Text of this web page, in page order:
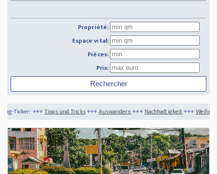
Propriété:
Espace vital:
Pièces:
Prix:
und Tricks+++Auswandern+++Nachhaltigkeit+++Weihnachtszeit in der